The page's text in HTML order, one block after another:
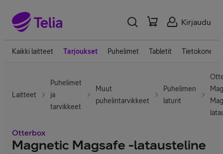
Kirjaudu
Kaikki laitteet Tarjoukset Puhelimet Tabletit Tietokoneet
Laitteet
Puhelimet
ja
tarvikkeet
Muut
puhelintarvikkeet
Puhelimen
laturit
Otterbox
Magnetic Magsafe -latausteline